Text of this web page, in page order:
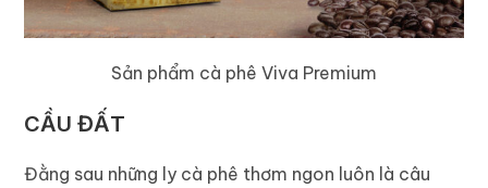
Sản phẩm cà phê Viva Premium
CẦU ĐẤT
Đằng sau những ly cà phê thơm ngon luôn là câu